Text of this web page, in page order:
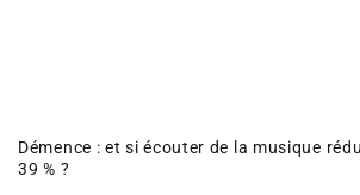
Démence : et si écouter de la musique
39 % ?